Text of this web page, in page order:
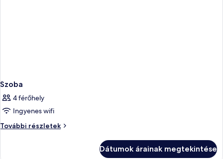
Szoba
4 férőhely
Ingyenes wifi
További részletek
Szoba
Dátumok árainak megtekintése